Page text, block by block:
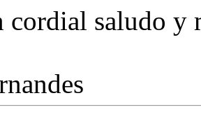
cordial saludo y